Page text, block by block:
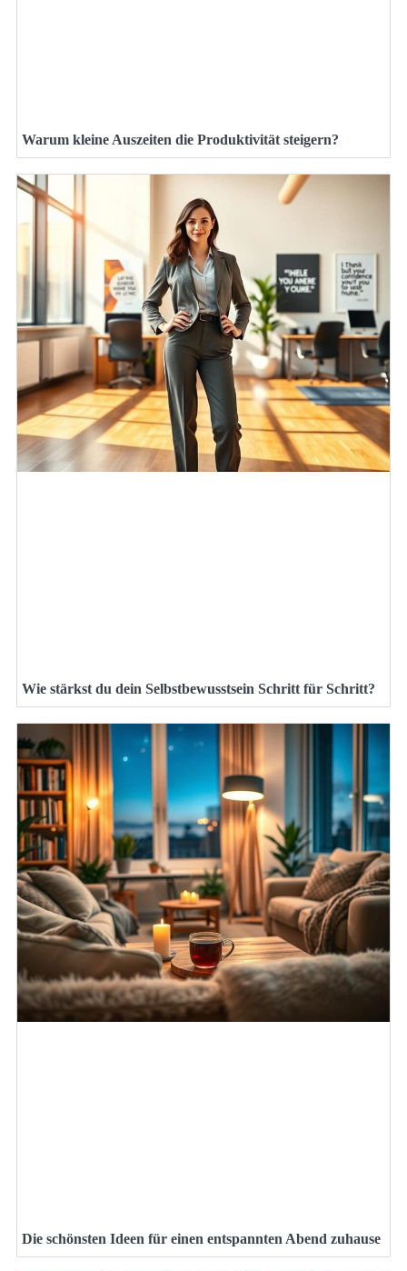
Warum kleine Auszeiten die Produktivität steigern?
Wie stärkst du dein Selbstbewusstsein Schritt für Schritt?
Die schönsten Ideen für einen entspannten Abend zuhause